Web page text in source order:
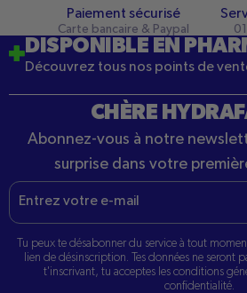
Paiement sécurisé
Carte bancaire & Paypal
CHÈRE
Abonnez-vous à notre
surprise dans votre
E-
mail
Tu peux te désabonner du service à tout
lien de désinscription. Tes données ne seront
t'inscrivant, tu acceptes les conditions
confidentialité.
DISPONIBLE EN
Découvrez tous nos points de